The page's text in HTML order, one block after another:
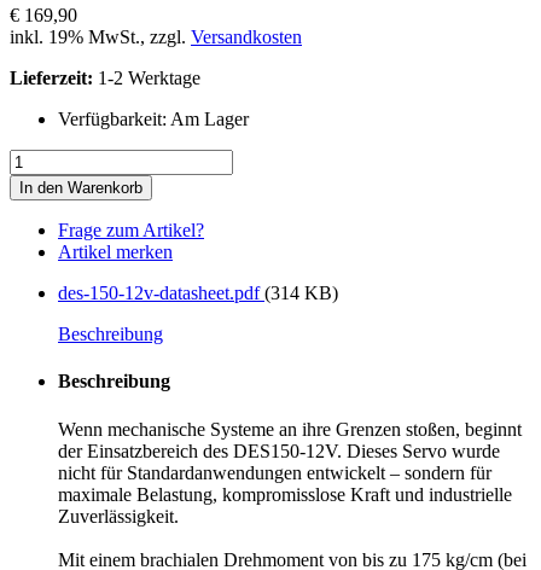
€ 169,90
inkl. 19% MwSt., zzgl. Versandkosten
Lieferzeit: 1-2 Werktage
Verfügbarkeit: Am Lager
In den Warenkorb
Frage zum Artikel?
Artikel merken
des-150-12v-datasheet.pdf (314 KB)
Beschreibung
Beschreibung
Wenn mechanische Systeme an ihre Grenzen stoßen, beginnt
der Einsatzbereich des DES150-12V. Dieses Servo wurde
nicht für Standardanwendungen entwickelt – sondern für
maximale Belastung, kompromisslose Kraft und industrielle
Zuverlässigkeit.
Mit einem brachialen Drehmoment von bis zu 175 kg/cm (bei